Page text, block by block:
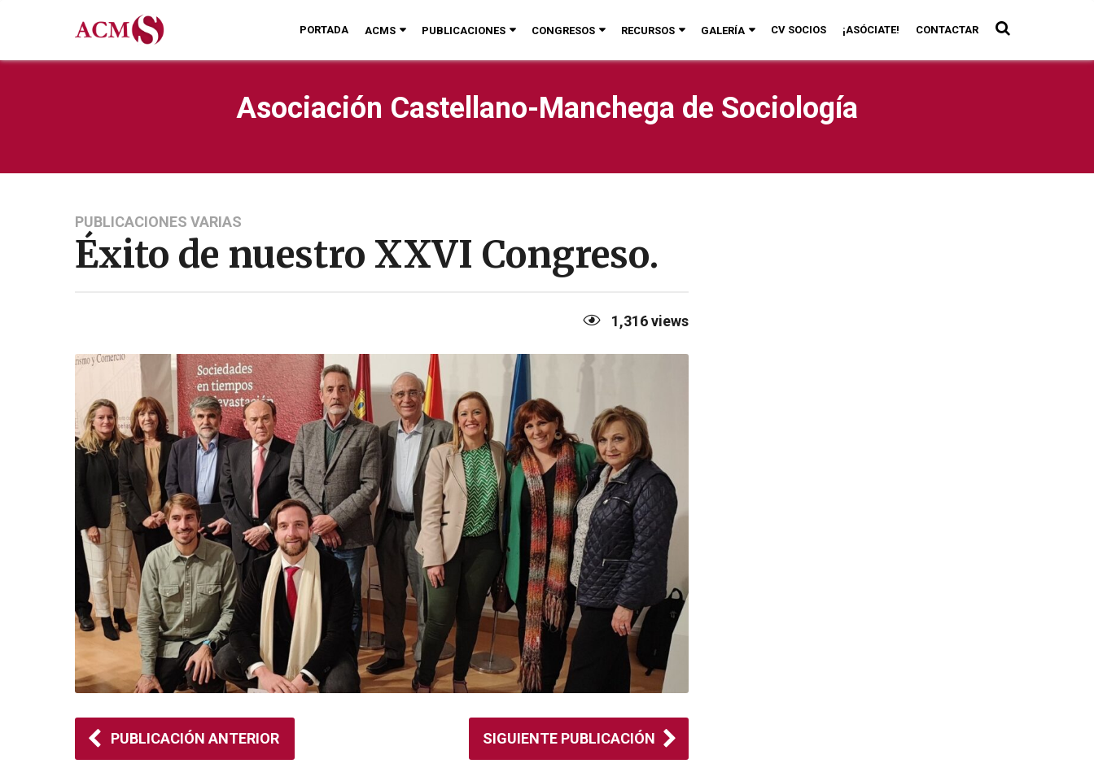
PORTADA ACMS PUBLICACIONES CONGRESOS RECURSOS GALERÍA CV SOCIOS ¡ASÓCIATE! CONTACTAR
Asociación Castellano-Manchega de Sociología
PUBLICACIONES VARIAS
Éxito de nuestro XXVI Congreso.
1,316views
PUBLICACIÓN ANTERIOR SIGUIENTE PUBLICACIÓN